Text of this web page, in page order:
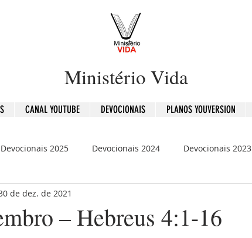
Ministério Vida
CANAL YOUTUBE DEVOCIONAIS PLANOS YOUVERSION
Devocionais 2025 Devocionais 2024 Devocionais 2023
120 Dias - Leitura Bíblica
– Hebreus 4:1-16
de dez. de 2021